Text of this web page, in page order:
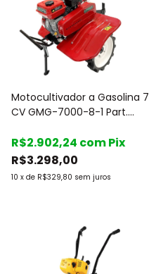
Motocultivador a Gasolina 7
CV GMG-7000-8-1 Part.
R$3.298,00
10 x de R$329,80 sem juros
R$2.902,24 comPix